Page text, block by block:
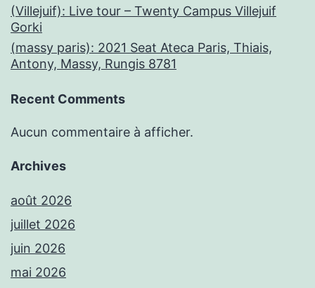
(Villejuif): Live tour – Twenty Campus Villejuif
Gorki
(massy paris): 2021 Seat Ateca Paris, Thiais,
Antony, Massy, Rungis 8781
Recent Comments
Aucun commentaire à afficher.
Archives
août 2026
juillet 2026
juin 2026
mai 2026